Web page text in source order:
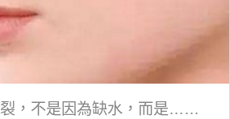
，不是因為缺水，而是……